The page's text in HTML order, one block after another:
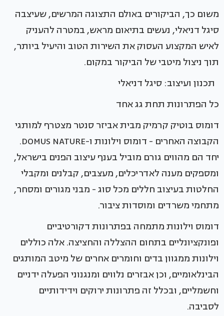
משום כך, הביקורים באולם התצוגה המרשים, שעיצבה
סיגל דניאלי, נעשים בתיאום מראש, במטרה להעניק
לאיש המקצוע העסוק את השירות הטוב והיעיל ביותר,
תוך ניצול מיטבי של הביקור במקום.
תכנון ועיצוב: סיגל דניאלי
כל הפתרונות תחת גג אחד
דומוס בוטיק קרמיק מבית אביזר סנטר מצטרף למותגי
הקבוצה האחרים - דומוס וילונות ו-DOMUS NATURE.
יחד הם מהווים גורם מוביל בענף עיצוב הפנים בישראל,
ומספקים מענה לאדריכלים, מעצבים, קבלנים ומקבלי
החלטות בעיצוב חללים מכל סוג - מבני מגורים ומסחר,
מתחמי משרדים ומוסדות ציבור.
דומוס וילונות מתמחה בפתרונות דקורטיביים
ופונקציונליים בתחום ההצללה והחציצה. אלה כוללים
וילונות ממגוון בדים וחומרים אחרים של מיטב המותגים
הבינלאומיים, וכן אבזרים נלווים ומנגנוני הפעלה ידניים
וחשמליים, ובכלל זה פתרונות ירוקים וידידותיים
לסביבה.